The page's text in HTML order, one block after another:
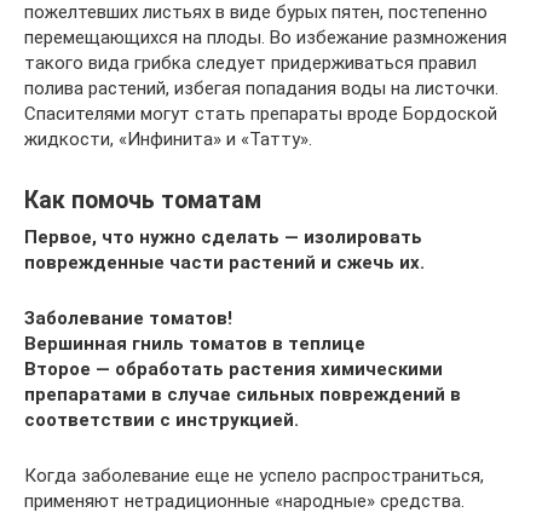
пожелтевших листьях в виде бурых пятен, постепенно
перемещающихся на плоды. Во избежание размножения
такого вида грибка следует придерживаться правил
полива растений, избегая попадания воды на листочки.
Спасителями могут стать препараты вроде Бордоской
жидкости, «Инфинита» и «Татту».
Как помочь томатам
Первое, что нужно сделать — изолировать
поврежденные части растений и сжечь их.
Заболевание томатов!
Вершинная гниль томатов в теплице
Второе — обработать растения химическими
препаратами в случае сильных повреждений в
соответствии с инструкцией.
Когда заболевание еще не успело распространиться,
применяют нетрадиционные «народные» средства.